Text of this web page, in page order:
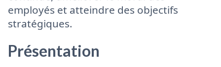
employés et atteindre des objectifs
stratégiques.
Présentation